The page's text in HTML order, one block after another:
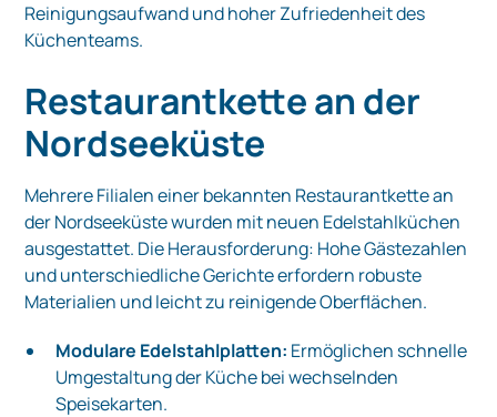
Reinigungsaufwand und hoher Zufriedenheit des
Küchenteams.
Restaurantkette an der
Nordseeküste
Mehrere Filialen einer bekannten Restaurantkette an
der Nordseeküste wurden mit neuen Edelstahlküchen
ausgestattet. Die Herausforderung: Hohe Gästezahlen
und unterschiedliche Gerichte erfordern robuste
Materialien und leicht zu reinigende Oberflächen.
Modulare Edelstahlplatten: Ermöglichen schnelle
Umgestaltung der Küche bei wechselnden
Speisekarten.